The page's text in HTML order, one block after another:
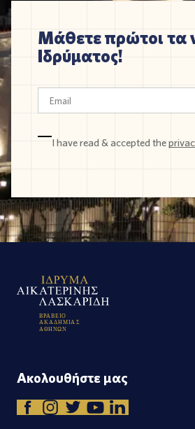
Μάθετε πρώτοι τα
Ιδρύματος!
I have read & accepted the
ΒΡΑΒΕΙΟ
ΑΚΑΔΗΜΙΑ Σ
Α ΘΗΝΩΝ
Ακολουθήστε μας